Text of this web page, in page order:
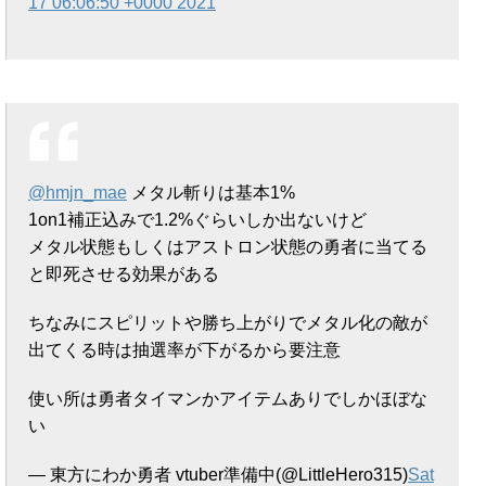
@hmjn_mae メタル斬りは基本1%
1on1補正込みで1.2%ぐらいしか出ないけど
メタル状態もしくはアストロン状態の勇者に当てる
と即死させる効果がある
ちなみにスピリットや勝ち上がりでメタル化の敵が
出てくる時は抽選率が下がるから要注意
使い所は勇者タイマンかアイテムありでしかほぼな
い
— 東方にわか勇者 vtuber準備中(@LittleHero315)Sat